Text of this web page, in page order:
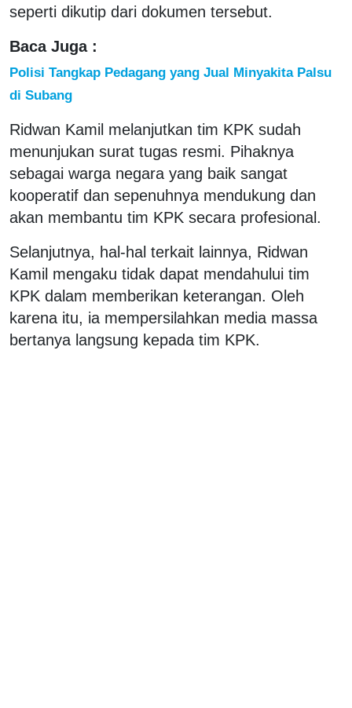
seperti dikutip dari dokumen tersebut.
Baca Juga :
Polisi Tangkap Pedagang yang Jual Minyakita Palsu
di Subang
Ridwan Kamil melanjutkan tim KPK sudah
menunjukan surat tugas resmi. Pihaknya
sebagai warga negara yang baik sangat
kooperatif dan sepenuhnya mendukung dan
akan membantu tim KPK secara profesional.
Selanjutnya, hal-hal terkait lainnya, Ridwan
Kamil mengaku tidak dapat mendahului tim
KPK dalam memberikan keterangan. Oleh
karena itu, ia mempersilahkan media massa
bertanya langsung kepada tim KPK.